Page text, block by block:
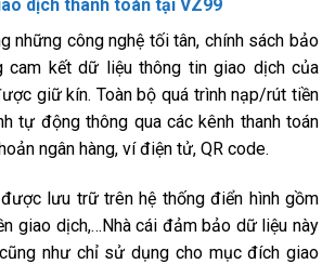
dịch thanh toán tại VZ99
những công nghệ tối tân, chính sách bảo
cam kết dữ liệu thông tin giao dịch của
giữ kín. Toàn bộ quá trình nạp/rút tiền
tự động thông qua các kênh thanh toán
ngân hàng, ví điện tử, QR code.
lưu trữ trên hệ thống điển hình gồm
giao dịch,…Nhà cái đảm bảo dữ liệu này
như chỉ sử dụng cho mục đích giao